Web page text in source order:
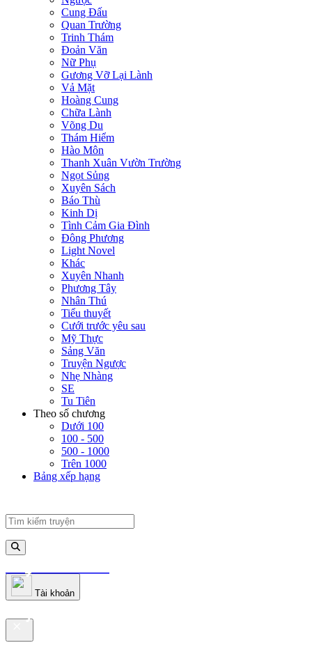
Cung Đấu
Quan Trường
Trinh Thám
Đoản Văn
Nữ Phụ
Gương Vỡ Lại Lành
Vả Mặt
Hoàng Cung
Chữa Lành
Võng Du
Thám Hiểm
Hào Môn
Thanh Xuân Vườn Trường
Ngọt Sủng
Xuyên Sách
Báo Thù
Kinh Dị
Tình Cảm Gia Đình
Đông Phương
Light Novel
Khác
Xuyên Nhanh
Phương Tây
Nhân Thú
Tiểu thuyết
Cưới trước yêu sau
Mỹ Thực
Sảng Văn
Truyện Ngược
Nhẹ Nhàng
SE
Tu Tiên
Theo số chương
Dưới 100
100 - 500
500 - 1000
Trên 1000
Bảng xếp hạng
truyenfullz.com
Tài khoản
truyenfullz.com